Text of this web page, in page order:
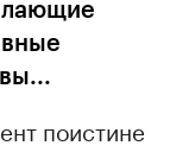
поистине